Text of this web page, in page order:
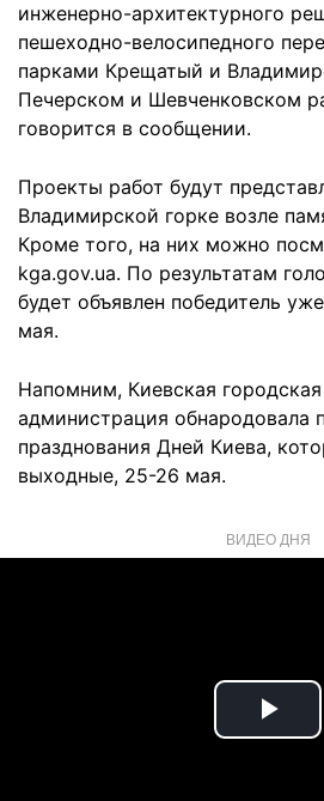
инженерно-архитектурного
пешеходно-велосипедного
парками Крещатый и
Печерском и Шевченковском
говорится в сообщении.
Проекты работ будут
Владимирской горке возле
Кроме того, на них можно
kga.gov.ua. По результатам
будет объявлен победитель
мая.
Напомним, Киевская городская
администрация обнародовала
празднования Дней Киева,
выходные, 25-26 мая.
ВИДЕО ДНЯ
Play